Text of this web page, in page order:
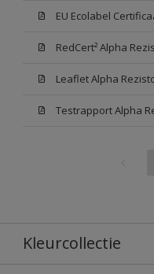
RedCert² Alpha
Leaflet Alpha
Testrapport Alpha
Kleurcollectie